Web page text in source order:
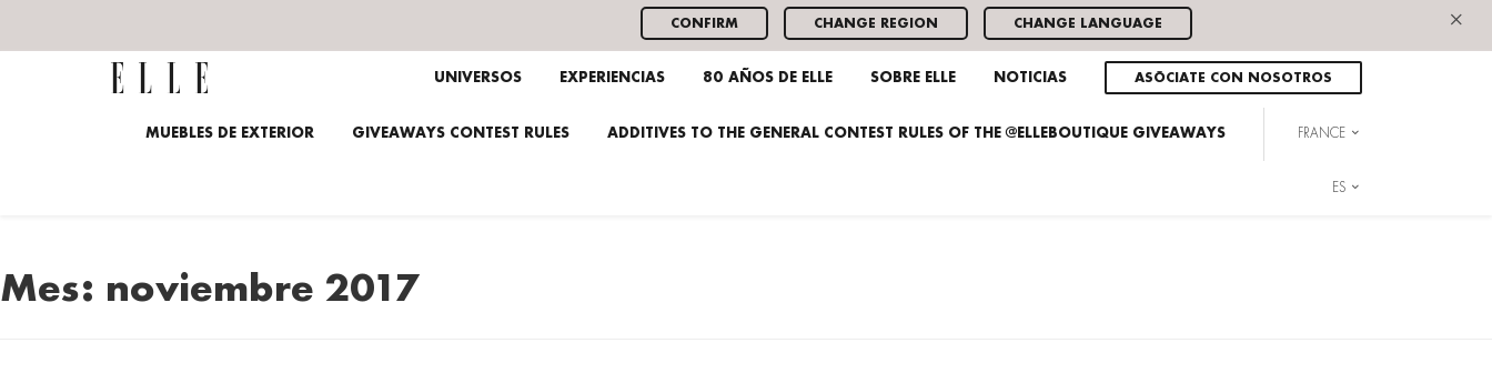
CONFIRM CHANGE REGION CHANGE LANGUAGE ×
UNIVERSOS EXPERIENCIAS 80 AÑOS DE ELLE SOBRE ELLE NOTICIAS ASÓCIATE CON NOSOTROS
MUEBLES DE EXTERIOR GIVEAWAYS CONTEST RULES ADDITIVES TO THE GENERAL CONTEST RULES OF THE @ELLEBOUTIQUE GIVEAWAYS FRANCE
ES
Mes: noviembre 2017